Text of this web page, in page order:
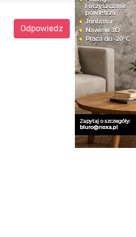
Odpowiedz